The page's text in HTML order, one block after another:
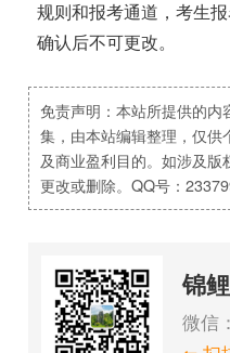
规则和报考通道，考生
确认后不可更改。
免责声明：本站所提供的内
集，由本站编辑整理，仅
及商业盈利目的。如涉及
更改或删除。QQ号：
锦
微信